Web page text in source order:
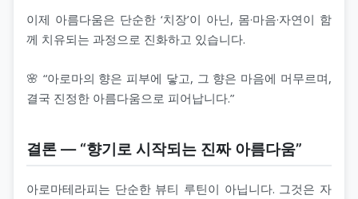
이제 아름다움은 단순한 ‘치장’이 아닌, 몸·마음·자연이 함
께 치유되는 과정으로 진화하고 있습니다.
🌸 “아로마의 향은 피부에 닿고, 그 향은 마음에 머무르며,
결국 진정한 아름다움으로 피어납니다.”
결론 ― “향기로 시작되는 진짜 아름다움”
아로마테라피는 단순한 뷰티 루틴이 아닙니다. 그것은 자